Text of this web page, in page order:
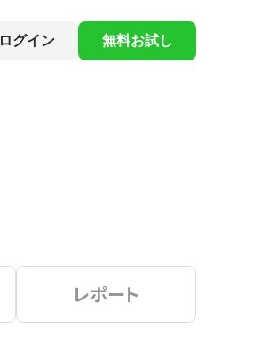
ログイン 無料お試し
レポート